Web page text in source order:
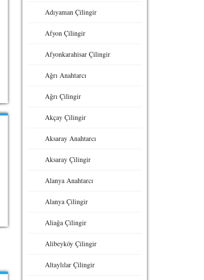
Adıyaman Çilingir
Afyon Çilingir
Afyonkarahisar Çilingir
Ağrı Anahtarcı
Ağrı Çilingir
Akçay Çilingir
Aksaray Anahtarcı
Aksaray Çilingir
Alanya Anahtarcı
Alanya Çilingir
Aliağa Çilingir
Alibeyköy Çilingir
Altaylılar Çilingir